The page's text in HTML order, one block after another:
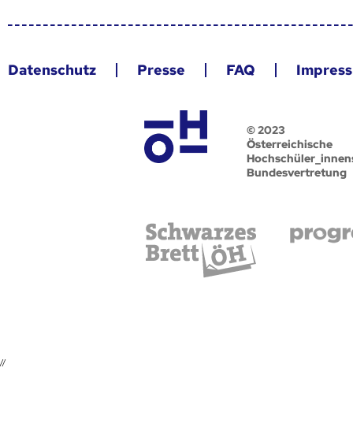
Datenschutz Presse FAQ
© 2023
Österreichische
Bundesvertretung
//